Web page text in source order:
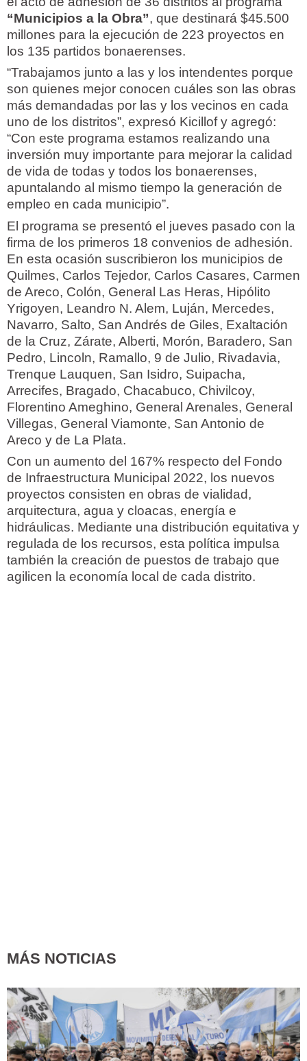
“Municipios a la Obra”, que destinará $45.500
millones para la ejecución de 223 proyectos en
los 135 partidos bonaerenses.
“Trabajamos junto a las y los intendentes porque
son quienes mejor conocen cuáles son las obras
más demandadas por las y los vecinos en cada
uno de los distritos”, expresó Kicillof y agregó:
“Con este programa estamos realizando una
inversión muy importante para mejorar la calidad
de vida de todas y todos los bonaerenses,
apuntalando al mismo tiempo la generación de
empleo en cada municipio”.
El programa se presentó el jueves pasado con la
firma de los primeros 18 convenios de adhesión.
En esta ocasión suscribieron los municipios de
Quilmes, Carlos Tejedor, Carlos Casares, Carmen
de Areco, Colón, General Las Heras, Hipólito
Yrigoyen, Leandro N. Alem, Luján, Mercedes,
Navarro, Salto, San Andrés de Giles, Exaltación
de la Cruz, Zárate, Alberti, Morón, Baradero, San
Pedro, Lincoln, Ramallo, 9 de Julio, Rivadavia,
Trenque Lauquen, San Isidro, Suipacha,
Arrecifes, Bragado, Chacabuco, Chivilcoy,
Florentino Ameghino, General Arenales, General
Villegas, General Viamonte, San Antonio de
Areco y de La Plata.
Con un aumento del 167% respecto del Fondo
de Infraestructura Municipal 2022, los nuevos
proyectos consisten en obras de vialidad,
arquitectura, agua y cloacas, energía e
hidráulicas. Mediante una distribución equitativa y
regulada de los recursos, esta política impulsa
también la creación de puestos de trabajo que
agilicen la economía local de cada distrito.
MÁS NOTICIAS